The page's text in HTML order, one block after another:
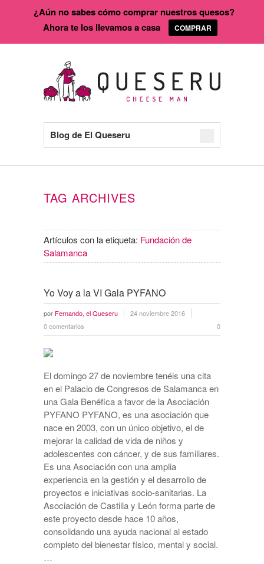
Blog de El Queseru
TAG ARCHIVES
Artículos con la etiqueta: Fundación de
Salamanca
Yo Voy a la VI Gala PYFANO
por Fernando, el Queseru
24 noviembre 2016
0 comentarios
0
El domingo 27 de noviembre tenéis una cita
en el Palacio de Congresos de Salamanca en
una Gala Benéfica a favor de la Asociación
PYFANO PYFANO, es una asociación que
nace en 2003, con un único objetivo, el de
mejorar la calidad de vida de niños y
adolescentes con cáncer, y de sus familiares.
Es una Asociación con una amplia
experiencia en la gestión y el desarrollo de
proyectos e iniciativas socio-sanitarias. La
Asociación de Castilla y León forma parte de
este proyecto desde hace 10 años,
consolidando una ayuda nacional al estado
completo del bienestar físico, mental y social.
…
¿Aún no sabes cómo comprar nuestros quesos?
Ahora te los llevamos a casa
COMPRAR